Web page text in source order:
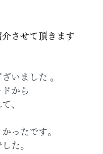
させて頂きます
いました 。
から
、
ったです。
た。